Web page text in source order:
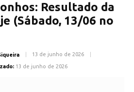
Resultado da
(Sábado, 13/06 no
13 de junho de 2026
13 de junho de 2026